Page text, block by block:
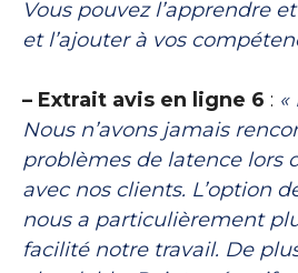
Vous pouvez l’apprendre
et l’ajouter à vos
– Extrait avis en ligne 6 : «
Nous n’avons jamais
problèmes de latence lors
avec nos clients. L’option
nous a particulièrement
facilité notre travail. De